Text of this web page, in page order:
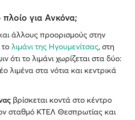
για Ανκόνα;
άλλους προορισμούς στην
λιμάνι της Ηγουμενίτσας, στη
ότι το λιμάνι χωρίζεται στα δύο:
λιμένα στα νότια και κεντρικά
βρίσκεται κοντά στο κέντρο
σταθμό ΚΤΕΛ Θεσπρωτίας και